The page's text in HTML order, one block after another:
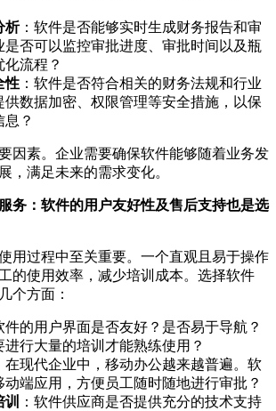
析：软件是否能够实时生成财务报告和审
是否可以监控审批进度、审批时间以及瓶
流程？
性 ：软件是否符合相关的财务法规和行业
供数据加密、权限管理等安全措施，以保
？
因素。企业需要确保软件能够随着业务发
，满足未来的需求变化。
务：软件的用户友好性及售后支持也是选
用过程中至关重要。一个直观且易于操作
的使用效率，减少培训成本。选择软件
个方面：
件的用户界面是否友好？是否易于导航？
进行大量的培训才能熟练使用？
在现代企业中，移动办公越来越普遍。软
动端应用，方便员工随时随地进行审批？
：软件供应商是否提供充分的技术支持